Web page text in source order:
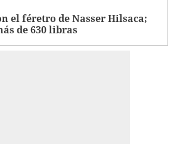
el féretro de Nasser Hilsaca;
de 630 libras